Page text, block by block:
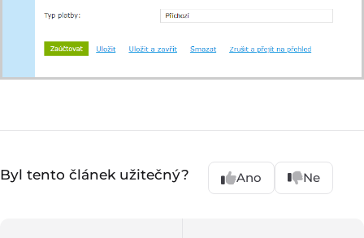
Byl tento článek užitečný? Ano Ne